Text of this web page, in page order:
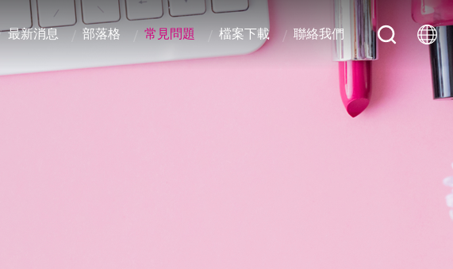
最新消息 部落格 常見問題 檔案下載 聯絡我們